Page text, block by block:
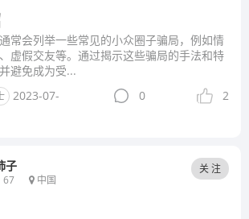
常会列举一些常见的小众圈子骗局，例如情
虚假交友等。通过揭示这些骗局的手法和特
避免成为受...
2023-07-
0 2
子
67 中国
关 注